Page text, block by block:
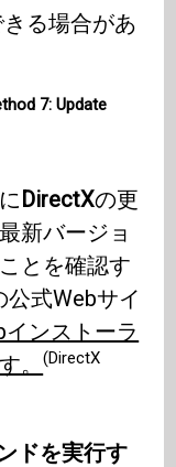
る場合があ
7: Update
DirectXの更
新バージョ
とを確認す
式Webサイ
ンストーラ
。(DirectX
ドを実行す